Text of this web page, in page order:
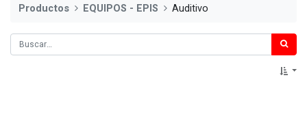
Productos EQUIPOS - EPIS Auditivo